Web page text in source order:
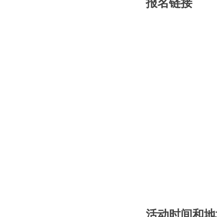
报名链接
活动时间和